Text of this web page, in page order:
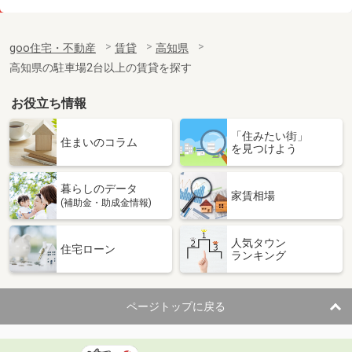
専有面積
37.5m²
間取り
1LDK
高知県南国市大そね甲
価 格
6.80万円
高知県南国市大そね甲
専有面積 59.63m²
間取り
高知県南国市大そね甲
住 所
高知県南国市大そね甲
専有面積 59.63m²
間取り
2LDK
高知県高知市朝倉丙
goo住宅・不動産 賃貸
高知県
高知県の駐車場2台以上の賃貸を探す
お役立ち情報
住まいのコラム
「住みたい街」
を見つけよう
暮らしのデータ
(補助金・助成金情報)
家賃相場
住宅ローン
人気タウン
ランキング
ページトップに戻る